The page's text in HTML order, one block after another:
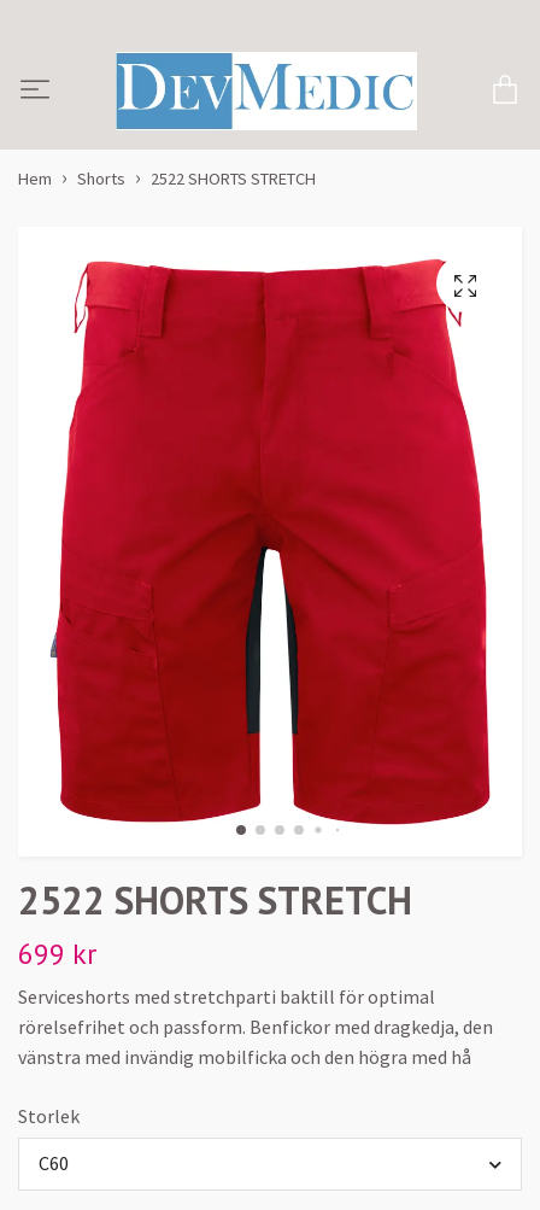
Hem Shorts 2522 SHORTS STRETCH
2522 SHORTS STRETCH
699 kr
Serviceshorts med stretchparti baktill för optimal
rörelsefrihet och passform. Benfickor med dragkedja, den
vänstra med invändig mobilficka och den högra med hå
Storlek
C60